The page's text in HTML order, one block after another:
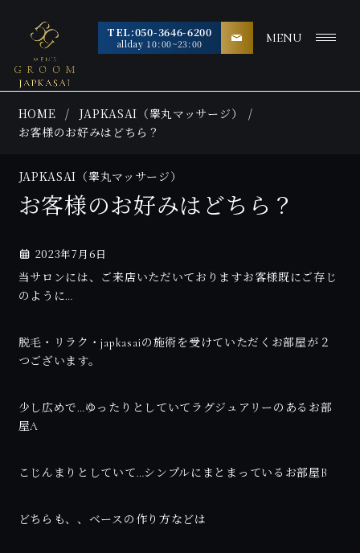
TEL:050-3646-6200
allday 10:00~23:00 MENU
HOME
JAPKASAI（睾丸マッサージ）
お客様のお好みはどちら？
JAPKASAI（睾丸マッサージ）
お客様のお好みはどちら？
2023年7月6日
当サロンには、ご来店いただいておりますお客様既にご存じ
のように…
脱毛・リラク・japkasaiの施術を受けていただくお部屋が２
つございます。
少し広めで…ゆったりとしていてラグジュアリーのあるお部
屋A
こじんまりとしていて…シンプルにまとまっているお部屋B
どちらも、、ベースの作り方などは